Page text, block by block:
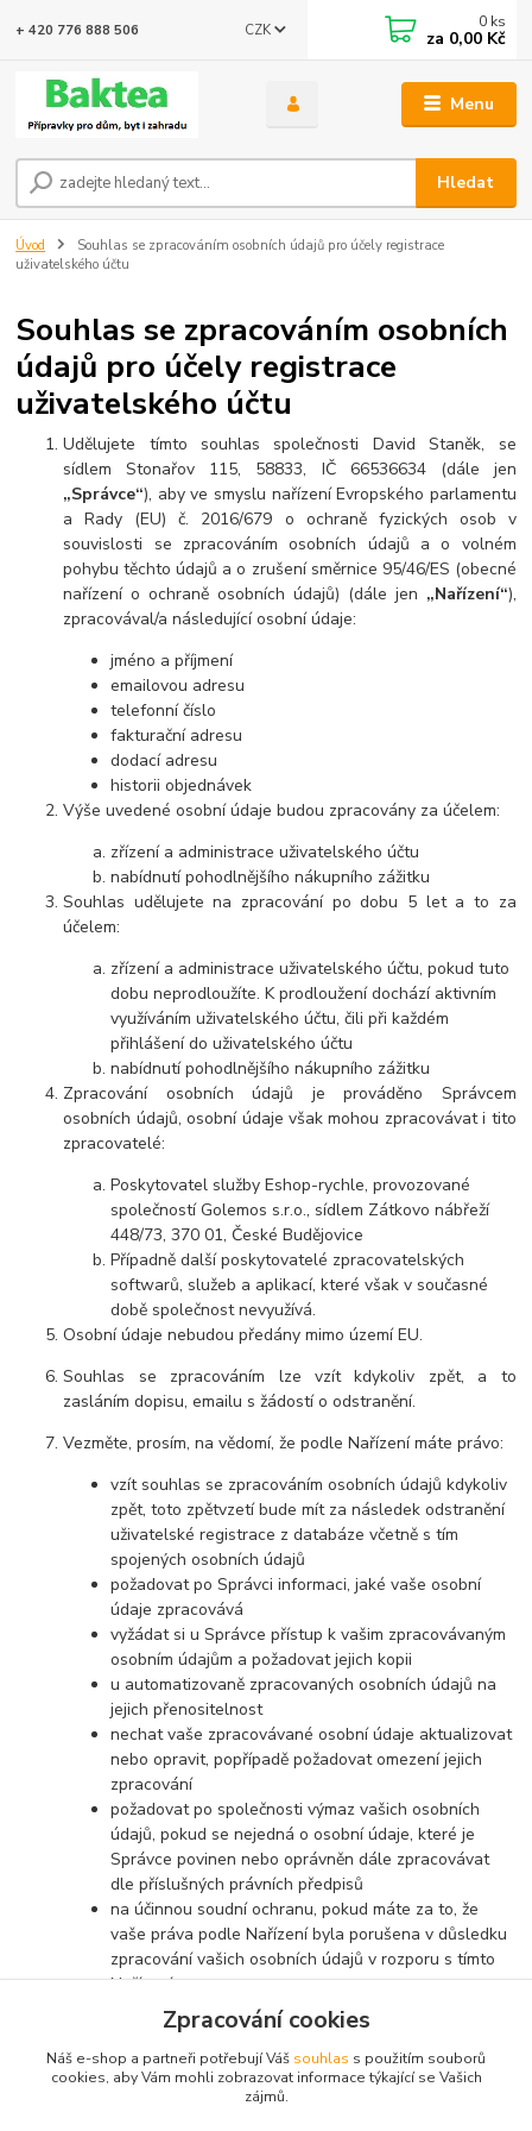
Menu
CZK
Hledat
+ 420 776 888 506 0 ks
za 0,00 Kč
Úvod
Souhlas se zpracováním osobních údajů pro účely registrace
uživatelského účtu
Souhlas se zpracováním osobních
údajů pro účely registrace
uživatelského účtu
Udělujete tímto souhlas společnosti David Staněk, se
sídlem Stonařov 115, 58833, IČ 66536634 (dále jen
„Správce“), aby ve smyslu nařízení Evropského parlamentu
a Rady (EU) č. 2016/679 o ochraně fyzických osob v
souvislosti se zpracováním osobních údajů a o volném
pohybu těchto údajů a o zrušení směrnice 95/46/ES (obecné
nařízení o ochraně osobních údajů) (dále jen „Nařízení“),
zpracovával/a následující osobní údaje:
jméno a příjmení
emailovou adresu
telefonní číslo
fakturační adresu
dodací adresu
historii objednávek
Výše uvedené osobní údaje budou zpracovány za účelem:
zřízení a administrace uživatelského účtu
nabídnutí pohodlnějšího nákupního zážitku
Souhlas udělujete na zpracování po dobu 5 let a to za
účelem:
zřízení a administrace uživatelského účtu, pokud tuto
dobu neprodloužíte. K prodloužení dochází aktivním
využíváním uživatelského účtu, čili při každém
přihlášení do uživatelského účtu
nabídnutí pohodlnějšího nákupního zážitku
Zpracování osobních údajů je prováděno Správcem
osobních údajů, osobní údaje však mohou zpracovávat i tito
zpracovatelé:
Poskytovatel služby Eshop-rychle, provozované
společností Golemos s.r.o., sídlem Zátkovo nábřeží
448/73, 370 01, České Budějovice
Případně další poskytovatelé zpracovatelských
softwarů, služeb a aplikací, které však v současné
době společnost nevyužívá.
Osobní údaje nebudou předány mimo území EU.
Souhlas se zpracováním lze vzít kdykoliv zpět, a to
zasláním dopisu, emailu s žádostí o odstranění.
Vezměte, prosím, na vědomí, že podle Nařízení máte právo:
vzít souhlas se zpracováním osobních údajů kdykoliv
zpět, toto zpětvzetí bude mít za následek odstranění
uživatelské registrace z databáze včetně s tím
spojených osobních údajů
požadovat po Správci informaci, jaké vaše osobní
údaje zpracovává
vyžádat si u Správce přístup k vašim zpracovávaným
osobním údajům a požadovat jejich kopii
u automatizovaně zpracovaných osobních údajů na
jejich přenositelnost
nechat vaše zpracovávané osobní údaje aktualizovat
nebo opravit, popřípadě požadovat omezení jejich
zpracování
požadovat po společnosti výmaz vašich osobních
údajů, pokud se nejedná o osobní údaje, které je
Správce povinen nebo oprávněn dále zpracovávat
dle příslušných právních předpisů
na účinnou soudní ochranu, pokud máte za to, že
vaše práva podle Nařízení byla porušena v důsledku
zpracování vašich osobních údajů v rozporu s tímto
Nařízením
v případě pochybností o dodržování povinností
souvisejících se zpracováním osobních údajů se
obrátit na Správce nebo na Úřad pro ochranu
osobních údajů
Zpracování cookies
Náš e-shop a partneři potřebují Váš souhlas s použitím souborů
cookies, aby Vám mohli zobrazovat informace týkající se Vašich
zájmů.